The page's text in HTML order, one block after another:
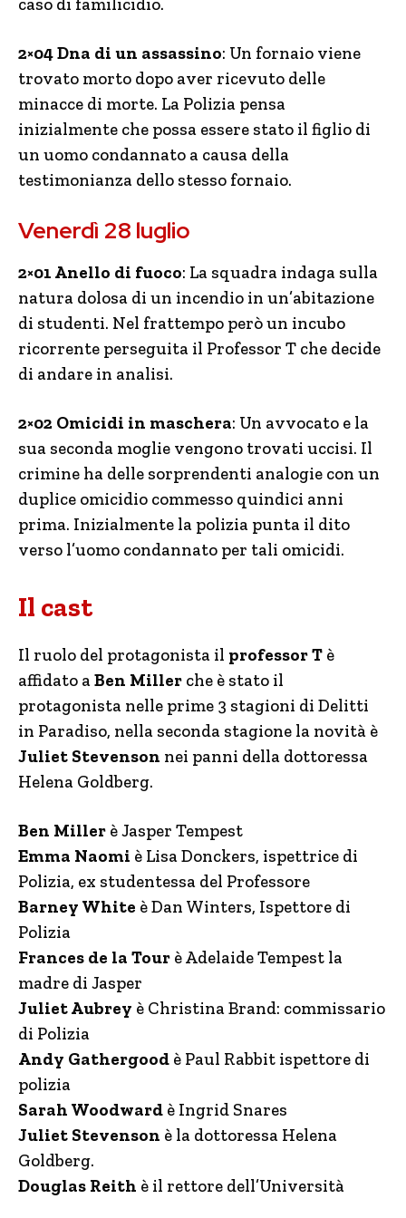
2×04 Dna di un assassino: Un fornaio viene
trovato morto dopo aver ricevuto delle
minacce di morte. La Polizia pensa
inizialmente che possa essere stato il figlio di
un uomo condannato a causa della
testimonianza dello stesso fornaio.
Venerdì 28 luglio
2×01 Anello di fuoco: La squadra indaga sulla
natura dolosa di un incendio in un’abitazione
di studenti. Nel frattempo però un incubo
ricorrente perseguita il Professor T che decide
di andare in analisi.
2×02 Omicidi in maschera: Un avvocato e la
sua seconda moglie vengono trovati uccisi. Il
crimine ha delle sorprendenti analogie con un
duplice omicidio commesso quindici anni
prima. Inizialmente la polizia punta il dito
verso l’uomo condannato per tali omicidi.
Il cast
Il ruolo del protagonista il professor T è
affidato aBen Miller che è stato il
protagonista nelle prime 3 stagioni di Delitti
in Paradiso, nella seconda stagione la novità è
Juliet Stevenson nei panni della dottoressa
Helena Goldberg.
Ben Miller è Jasper Tempest
Emma Naomi è Lisa Donckers, ispettrice di
Polizia, ex studentessa del Professore
Barney White è Dan Winters, Ispettore di
Polizia
Frances de la Tour è Adelaide Tempest la
madre di Jasper
Juliet Aubrey è Christina Brand: commissario
di Polizia
Andy Gathergood è Paul Rabbit ispettore di
polizia
Sarah Woodward è Ingrid Snares
Juliet Stevenson è la dottoressa Helena
Goldberg.
Douglas Reith è il rettore dell’Università